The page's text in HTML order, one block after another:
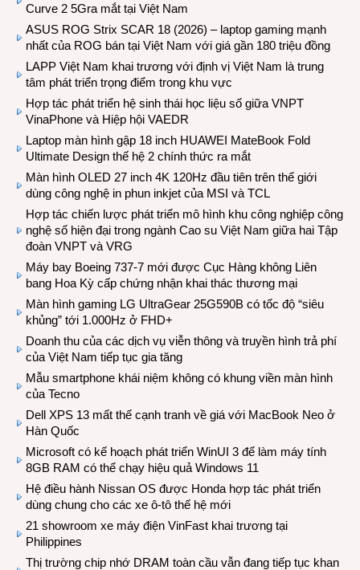
Curve 2 5Gra mắt tại Việt Nam
ASUS ROG Strix SCAR 18 (2026) – laptop gaming mạnh
nhất của ROG bán tại Việt Nam với giá gần 180 triệu đồng
LAPP Việt Nam khai trương với định vị Việt Nam là trung
tâm phát triển trọng điểm trong khu vực
Hợp tác phát triển hệ sinh thái học liệu số giữa VNPT
VinaPhone và Hiệp hội VAEDR
Laptop màn hình gập 18 inch HUAWEI MateBook Fold
Ultimate Design thế hệ 2 chính thức ra mắt
Màn hình OLED 27 inch 4K 120Hz đầu tiên trên thế giới
dùng công nghệ in phun inkjet của MSI và TCL
Hợp tác chiến lược phát triển mô hình khu công nghiệp công
nghệ số hiện đại trong ngành Cao su Việt Nam giữa hai Tập
đoàn VNPT và VRG
Máy bay Boeing 737-7 mới được Cục Hàng không Liên
bang Hoa Kỳ cấp chứng nhận khai thác thương mại
Màn hình gaming LG UltraGear 25G590B có tốc độ “siêu
khủng” tới 1.000Hz ở FHD+
Doanh thu của các dịch vụ viễn thông và truyền hình trả phí
của Việt Nam tiếp tục gia tăng
Mẫu smartphone khái niệm không có khung viền màn hình
của Tecno
Dell XPS 13 mất thế cạnh tranh về giá với MacBook Neo ở
Hàn Quốc
Microsoft có kế hoạch phát triển WinUI 3 để làm máy tính
8GB RAM có thể chạy hiệu quả Windows 11
Hệ điều hành Nissan OS được Honda hợp tác phát triển
dùng chung cho các xe ô-tô thế hệ mới
21 showroom xe máy điện VinFast khai trương tại
Philippines
Thị trường chip nhớ DRAM toàn cầu vẫn đang tiếp tục khan